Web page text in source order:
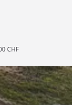
CHF